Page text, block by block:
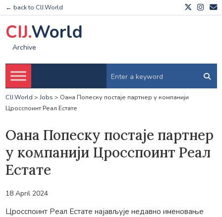
← back to CIJ.World
CIJ.World
Archive
CIJ.World > Jobs > Оана Попеску постаје партнер у компанији
Цросспоинт Реал Естате
Оана Попеску постаје партнер
у компанији Цросспоинт Реал
Естате
18 April 2024
Цросспоинт Реал Естате најављује недавно именовање